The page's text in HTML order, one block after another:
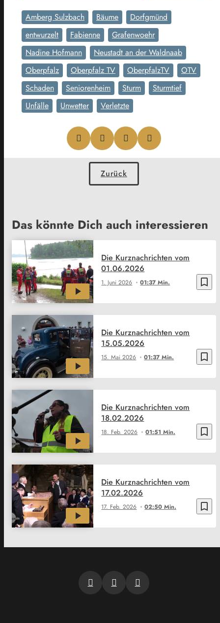
Amberg Sulzbach Bäume
Dorfgmünd
entwurzelt
Fabienne
Grafenwoehr
Nadine Hofmann
Neustadt an der Waldnaab
Oberpfalz
Oberpfalz TV OberpfalzTV
OTV
Schaden
Seniorenheim Sturm
Sturmtief
Unfälle
Unwetter Verletzte
Zurück
Das könnte Dich auch interessieren
bookmark_border
1. Juni 2026 01:37 Min.
Die Kurznachrichten vom
01.06.2026
bookmark_border
15. Mai 2026 01:37 Min.
Die Kurznachrichten vom
15.05.2026
bookmark_border
18. Feb. 2026 01:51 Min.
Die Kurznachrichten vom
18.02.2026
bookmark_border
17. Feb. 2026 02:50 Min.
Die Kurznachrichten vom
17.02.2026